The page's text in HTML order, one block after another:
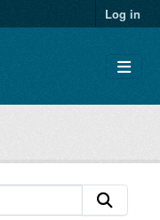
Log in